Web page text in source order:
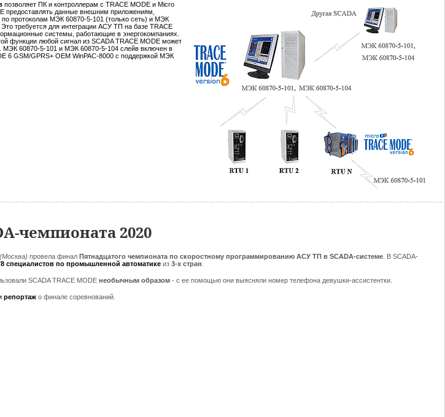
позволяет ПК и контроллерам с TRACE MODE и Micro
предоставлять данные внешним приложениям,
протоколам МЭК 60870-5-101 (только сеть) и МЭК
требуется для интеграции АСУ ТП на базе TRACE
системы, работающие в энергокомпаниях.
функции любой сигнал из SCADA TRACE MODE может
МЭК 60870-5-101 и МЭК 60870-5-104 слейв включен в
6 GSM/GPRS+ OEM WinPAC-8000 с поддержкой МЭК
чемпионата 2020
провела финал Пятнадцатого чемпионата по скоростному программированию АСУ ТП в SCADA-системе . В SCADA-
специалистов по промышленной автоматике из 3-х стран
SCADA TRACE MODE необычным образом - с ее помощью они выясняли номер телефона девушки-ассистентки.
репортаж о финале соревнований.